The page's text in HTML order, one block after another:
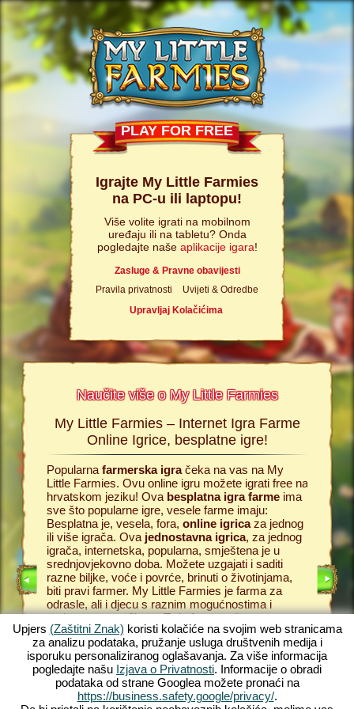
PLAY FOR FREE
Igrajte My Little Farmies
na PC-u ili laptopu!
Više volite igrati na mobilnom
uređaju ili na tabletu? Onda
pogledajte naše aplikacije igara!
Zasluge & Pravne obavijesti
Pravila privatnosti
Uvijeti & Odredbe
Upravljaj Kolačićima
Naučite više o My Little Farmies
My Little Farmies – Internet Igra Farme
Online Igrice, besplatne igre!
Popularna farmerska igračeka na vas na My
Little Farmies. Ovu online igru možete igrati free na
hrvatskom jeziku! Ova besplatna igra farmeima
sve što popularne igre, vesele farme imaju:
Besplatna je, vesela, fora, online igricaza jednog
ili više igrača. Ova jednostavna igrica, za jednog
igrača, internetska, popularna, smještena je u
srednjovjekovno doba. Možete uzgajati i saditi
razne biljke, voće i povrće, brinuti o životinjama,
biti pravi farmer. My Little Farmies je farma za
odrasle, ali i djecu s raznim mogućnostima i
prekrasnom grafikom. To je funny online game,
besplatna farmasa mnogim mogućnostima: od
uzgoja povrća do uzgoja stoke. Susresti ćete
tradicionalne farmerske životinje kao što je Svinja
Mangalica ili Svilasta Kokoš. Stvorite uspješnu
farmu na selu na My Little Farmies – to je jedna od
najboljih besplatnih, online igara, zaigrajte
trebate
online
se
pa ga
Tako
farme
posjetiti
uživali u
Doživite
Upjers (Zaštitni Znak) koristi kolačiće na svojim web stranicama
za analizu podataka, pružanje usluga društvenih medija i
isporuku personaliziranog oglašavanja. Za više informacija
pogledajte našu Izjava o Privatnosti. Informacije o obradi
podataka od strane Googlea možete pronaći na
https://business.safety.google/privacy/.